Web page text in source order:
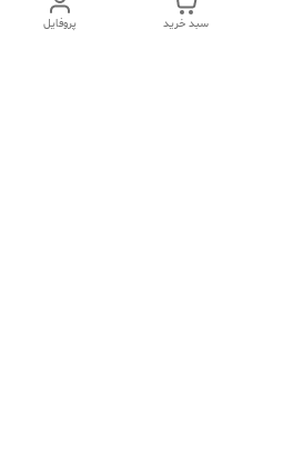
پروفایل سبد خرید